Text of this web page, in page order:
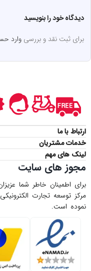
دیدگاه خود را بنویسید
برای ثبت نقد و بررسیوارد
ارتباط با ما
خدمات مشتریان
لینک های مهم
مجوز های سایت
برای اطمینان خاطر شما
مركز توسعه تجارت
نموده است.